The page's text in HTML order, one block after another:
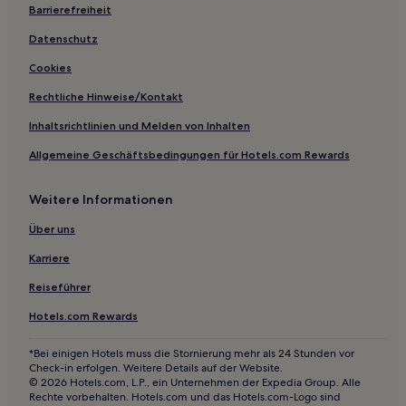
Hotels mit Küchenzeile in Wilmington
Haustierfreundliche in Wilmington
Hotels mit Pool in Wilmington
Strand in Kitty Hawk
Günstige in Sanford
Barrierefreiheit
Datenschutz
Cookies
Rechtliche Hinweise/Kontakt
Inhaltsrichtlinien und Melden von Inhalten
Allgemeine Geschäftsbedingungen für Hotels.com Rewards
Weitere Informationen
Über uns
Karriere
Reiseführer
Hotels.com Rewards
*Bei einigen Hotels muss die Stornierung mehr als 24 Stunden vor
Check-in erfolgen. Weitere Details auf der Website.
© 2026 Hotels.com, L.P., ein Unternehmen der Expedia Group. Alle
Rechte vorbehalten. Hotels.com und das Hotels.com-Logo sind